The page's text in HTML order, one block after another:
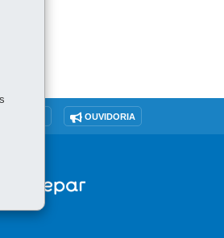
OUVIDORIA